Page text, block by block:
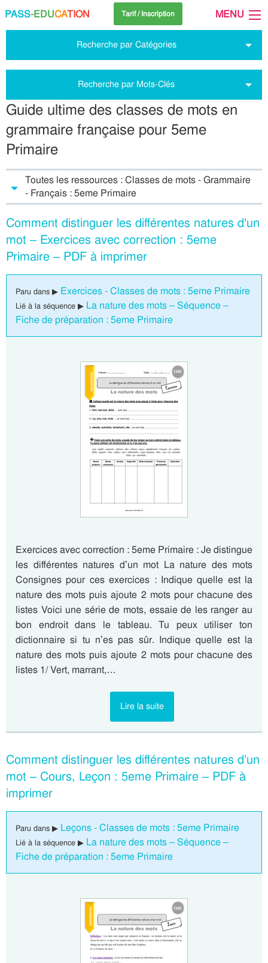
PASS-EDUCATION Tarif / Inscription MENU
Recherche par Catégories
Recherche par Mots-Clés
Guide ultime des classes de mots en
grammaire française pour 5eme
Primaire
Toutes les ressources : Classes de mots - Grammaire
- Français : 5eme Primaire
Comment distinguer les différentes natures d’un
mot – Exercices avec correction : 5eme
Primaire – PDF à imprimer
Paru dans ▶ Exercices - Classes de mots : 5eme Primaire
Lié à la séquence ▶ La nature des mots – Séquence –
Fiche de préparation : 5eme Primaire
Exercices avec correction : 5eme Primaire : Je distingue
les différentes natures d’un mot La nature des mots
Consignes pour ces exercices : Indique quelle est la
nature des mots puis ajoute 2 mots pour chacune des
listes Voici une série de mots, essaie de les ranger au
bon endroit dans le tableau. Tu peux utiliser ton
dictionnaire si tu n’es pas sûr. Indique quelle est la
nature des mots puis ajoute 2 mots pour chacune des
listes 1/ Vert, marrant,…
Lire la suite
Comment distinguer les différentes natures d’un
mot – Cours, Leçon : 5eme Primaire – PDF à
imprimer
Paru dans ▶ Leçons - Classes de mots : 5eme Primaire
Lié à la séquence ▶ La nature des mots – Séquence –
Fiche de préparation : 5eme Primaire